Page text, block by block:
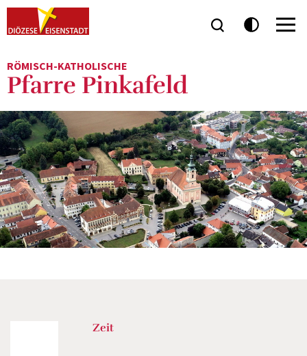
RÖMISCH-KATHOLISCHE
Pfarre Pinkafeld
Zeit